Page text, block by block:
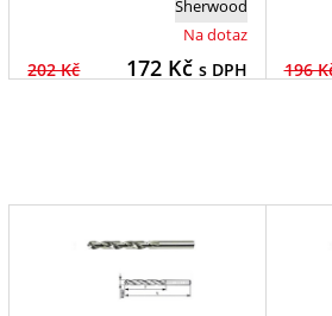
Sherwood
Na dotaz
202 Kč 172Kč s DPH 196